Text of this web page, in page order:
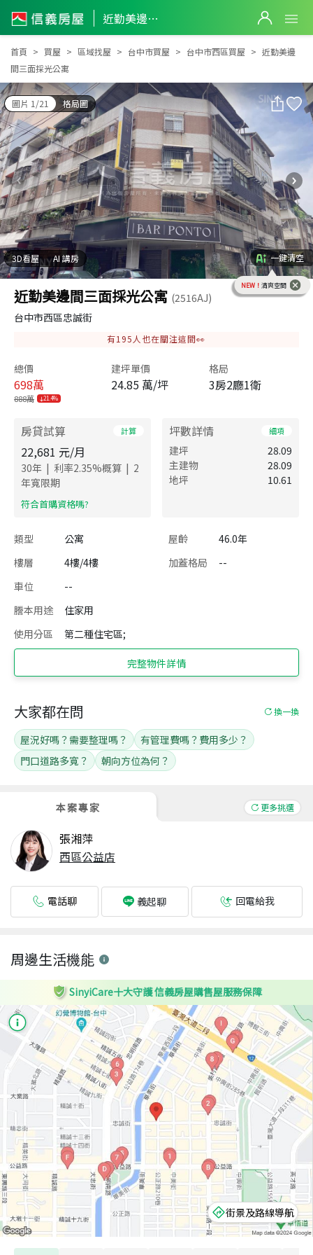
近勤美邊間三面採光公寓
近勤美邊間三面採光公寓
首頁 買屋 區域找屋 台中市買屋 台中市西區買屋
近勤美邊
間三面採光公寓
圖片 1/21 格局圖
3D看屋 AI 講房 一鍵清空
NEW！ 清爽空間
近勤美邊間三面採光公寓 (2516AJ)
台中市西區忠誠街
有195 人也在關注這間👀
總價
698萬
888萬 21.4%
建坪單價
24.85 萬/坪
格局
3房2廳1衛
房貸試算 計算
22,681 元/月
30年 | 利率2.35%概算 | 2
年寬限期
​符合首購資格嗎?
坪數詳情 細項
建坪
28.09
主建物
28.09
地坪
10.61
類型 公寓 屋齡
46.0年
樓層
4樓/4樓 加蓋格局
--
車位
--
謄本用途
住家用
使用分區
第二種住宅區;
完整物件詳情
本案專家 更多挑選
張湘萍
西區公益店
電話聊 義起聊 回電給我
大家都在問 換一換
屋況好嗎？需要整理嗎？
有管理費嗎？費用多少？
門口道路多寬？
朝向方位為何？
周邊生活機能
SinyiCare十大守護 信義房屋購售屋服務保障
街景及路線導航